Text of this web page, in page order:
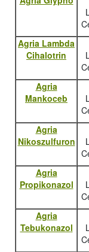
Agria Lambda
Cihalotrin
Agria
Mankoceb
Agria
Nikoszulfuron
Agria
Propikonazol
Agria
Tebukonazol